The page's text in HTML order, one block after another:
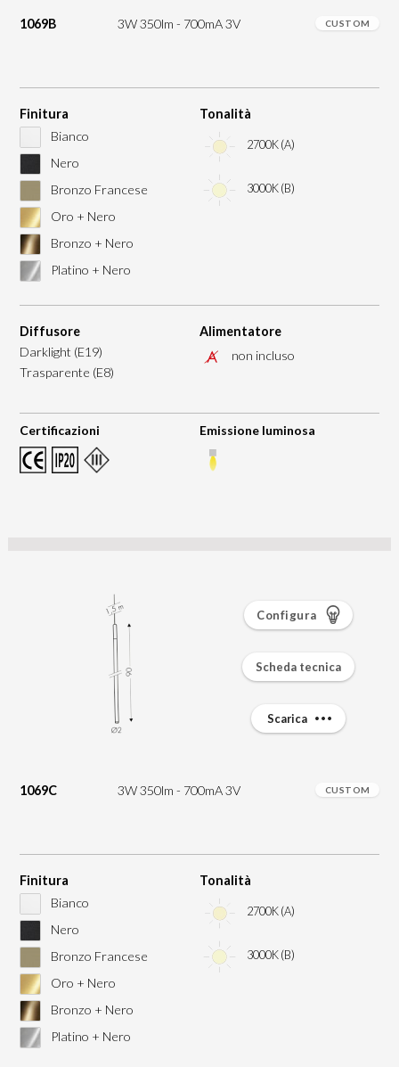
1069B 3W 350lm - 700mA 3V CUSTOM
Finitura
Bianco
Nero
Bronzo Francese
Oro + Nero
Bronzo + Nero
Platino + Nero
Tonalità
2700K (A)
3000K (B)
Diffusore
Darklight (E19)
Trasparente (E8)
Alimentatore
non incluso
Certificazioni Emissione luminosa
1069C 3W 350lm - 700mA 3V CUSTOM
Finitura
Bianco
Nero
Bronzo Francese
Oro + Nero
Bronzo + Nero
Platino + Nero
Tonalità
2700K (A)
3000K (B)
Configura
Scheda tecnica
Scarica